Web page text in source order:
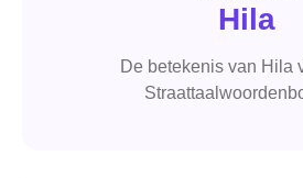
Hila
De betekenis van Hila